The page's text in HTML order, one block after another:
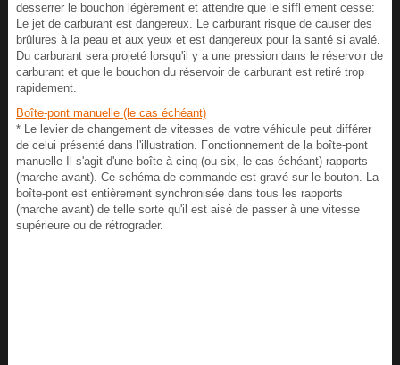
desserrer le bouchon légèrement et attendre que le siffl ement cesse:
Le jet de carburant est dangereux. Le carburant risque de causer des
brûlures à la peau et aux yeux et est dangereux pour la santé si avalé.
Du carburant sera projeté lorsqu'il y a une pression dans le réservoir de
carburant et que le bouchon du réservoir de carburant est retiré trop
rapidement.
Boîte-pont manuelle (le cas échéant)
* Le levier de changement de vitesses de votre véhicule peut différer
de celui présenté dans l'illustration. Fonctionnement de la boîte-pont
manuelle Il s'agit d'une boîte à cinq (ou six, le cas échéant) rapports
(marche avant). Ce schéma de commande est gravé sur le bouton. La
boîte-pont est entièrement synchronisée dans tous les rapports
(marche avant) de telle sorte qu'il est aisé de passer à une vitesse
supérieure ou de rétrograder.